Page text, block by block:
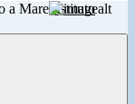
Istituto